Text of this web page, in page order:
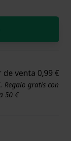
de venta 0,99 €
Regalo gratis con
50 €